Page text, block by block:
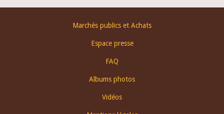
Marchés publics et Achats
Espace presse
FAQ
Albums photos
Vidéos